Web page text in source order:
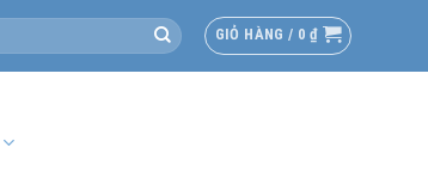
GIỎ HÀNG / 0 ₫